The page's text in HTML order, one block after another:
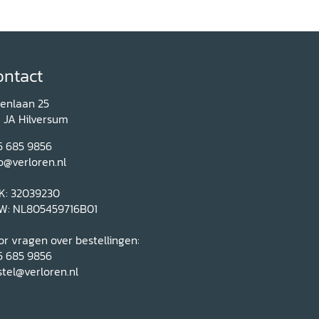
25
JA Hilversum
685 9856
32039230
NL805459716B01
vragen over bestellingen:
685 9856